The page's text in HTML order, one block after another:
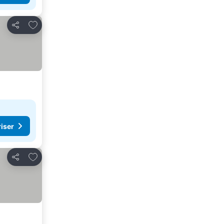
Dela
Lägg till i Mina Favoriter
Dela
Lägg till i Mina Favoriter